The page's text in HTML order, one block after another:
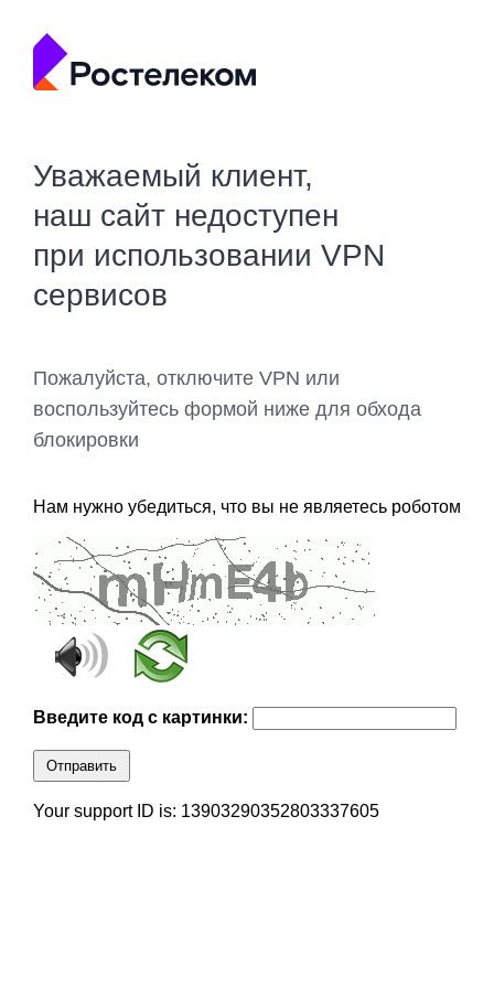
Уважаемый клиент,
наш сайт недоступен
при использовании VPN
сервисов
Пожалуйста, отключите VPN или
воспользуйтесь формой ниже для обхода
блокировки
Нам нужно убедиться, что вы не являетесь роботом
Введите код с картинки:
Отправить
Your support ID is: 13903290352803337605